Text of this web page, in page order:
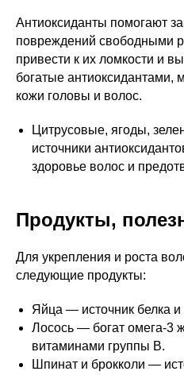
Антиоксиданты помогают
повреждений свободными
привести к их ломкости и
богатые антиоксидантами,
кожи головы и волос.
Цитрусовые, ягоды,
источники
здоровье волос и
Продукты,
Для укрепления и роста
следующие продукты:
Яйца — источник белка и
Лосось — богат омега-3
витаминами группы B.
Шпинат и брокколи —